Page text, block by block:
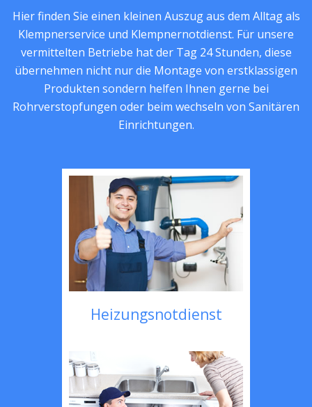
Hier finden Sie einen kleinen Auszug aus dem Alltag als
Klempnerservice und Klempnernotdienst. Für unsere
vermittelten Betriebe hat der Tag 24 Stunden, diese
übernehmen nicht nur die Montage von erstklassigen
Produkten sondern helfen Ihnen gerne bei
Rohrverstopfungen oder beim wechseln von Sanitären
Einrichtungen.
Heizungsnotdienst